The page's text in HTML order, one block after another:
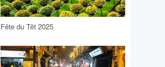
Fête du Têt 2025